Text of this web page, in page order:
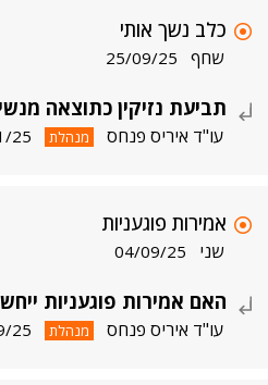
כלב נשך אותי
שחף 25/09/25
תביעת נזיקין כתוצאה
עו"ד איריס פנחס מנהלת 25
אמירות פוגעניות
שני 04/09/25
האם אמירות פוגעניות
עו"ד איריס פנחס מנהלת 25